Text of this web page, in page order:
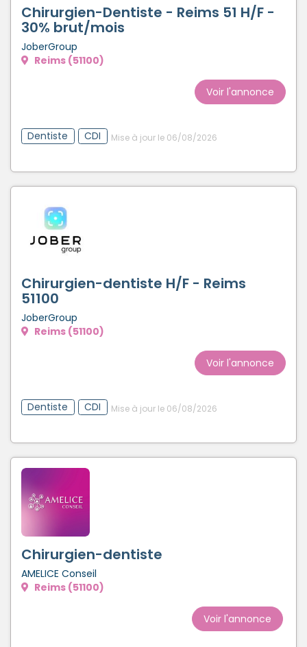
Chirurgien-Dentiste - Reims 51 H/F -
30% brut/mois
JoberGroup
Reims (51100)
Voir l'annonce
Dentiste CDI Mise à jour le 06/08/2026
Chirurgien-dentiste H/F - Reims
51100
JoberGroup
Reims (51100)
Voir l'annonce
Dentiste CDI Mise à jour le 06/08/2026
Chirurgien-dentiste
AMELICE Conseil
Reims (51100)
Voir l'annonce